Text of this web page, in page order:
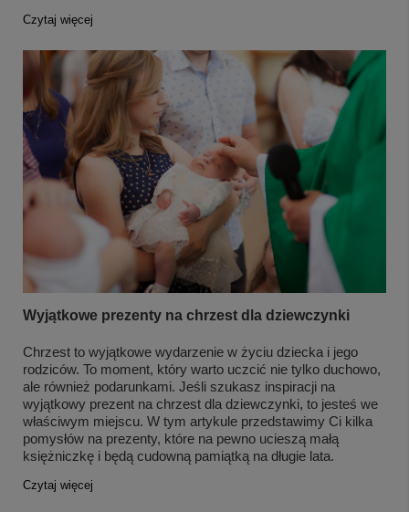
Czytaj więcej
Wyjątkowe prezenty na chrzest dla dziewczynki
Chrzest to wyjątkowe wydarzenie w życiu dziecka i jego
rodziców. To moment, który warto uczcić nie tylko duchowo,
ale również podarunkami. Jeśli szukasz inspiracji na
wyjątkowy prezent na chrzest dla dziewczynki, to jesteś we
właściwym miejscu. W tym artykule przedstawimy Ci kilka
pomysłów na prezenty, które na pewno ucieszą małą
księżniczkę i będą cudowną pamiątką na długie lata.
Czytaj więcej